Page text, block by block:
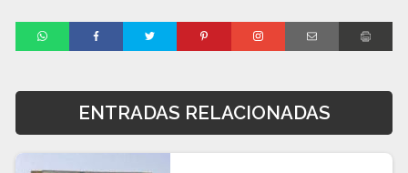
ENTRADAS RELACIONADAS